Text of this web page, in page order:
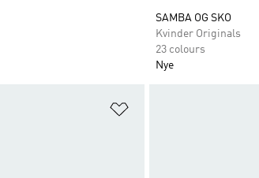
SAMBA OG SKO
Kvinder Originals
23 colours
Nye